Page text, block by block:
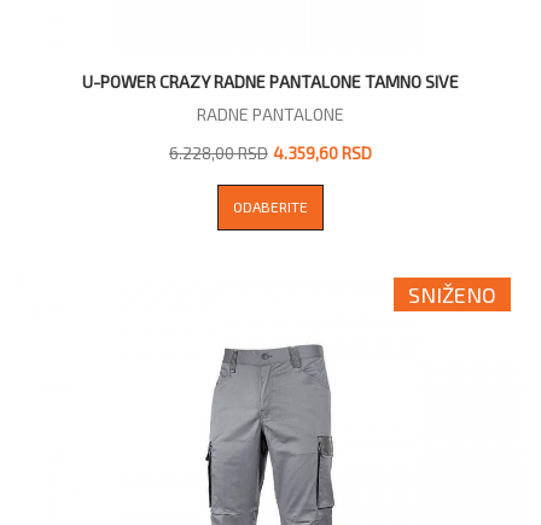
U-POWER CRAZY RADNE PANTALONE TAMNO SIVE
RADNE PANTALONE
6.228,00 RSD 4.359,60 RSD
ODABERITE
SNIŽENO